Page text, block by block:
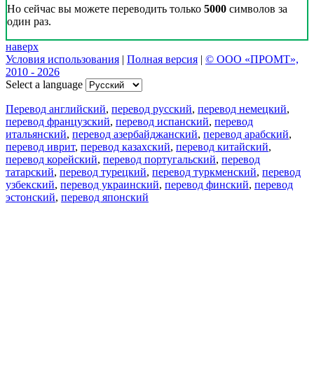
Но сейчас вы можете переводить только 5000 символов за
один раз.
наверх
Условия использования | Полная версия | © ООО «ПРОМТ»,
2010 - 2026
Select a language
Перевод английский, перевод русский, перевод немецкий,
перевод французский, перевод испанский, перевод
итальянский, перевод азербайджанский, перевод арабский,
перевод иврит, перевод казахский, перевод китайский,
перевод корейский, перевод португальский, перевод
татарский, перевод турецкий, перевод туркменский, перевод
узбекский, перевод украинский, перевод финский, перевод
эстонский, перевод японский